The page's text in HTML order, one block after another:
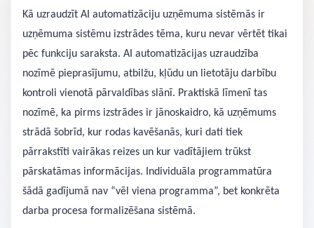
Kā uzraudzīt AI automatizāciju uzņēmuma sistēmās ir
uzņēmuma sistēmu izstrādes tēma, kuru nevar vērtēt tikai
pēc funkciju saraksta. AI automatizācijas uzraudzība
nozīmē pieprasījumu, atbilžu, kļūdu un lietotāju darbību
kontroli vienotā pārvaldības slānī. Praktiskā līmenī tas
nozīmē, ka pirms izstrādes ir jānoskaidro, kā uzņēmums
strādā šobrīd, kur rodas kavēšanās, kuri dati tiek
pārrakstīti vairākas reizes un kur vadītājiem trūkst
pārskatāmas informācijas. Individuāla programmatūra
šādā gadījumā nav “vēl viena programma”, bet konkrēta
darba procesa formalizēšana sistēmā.